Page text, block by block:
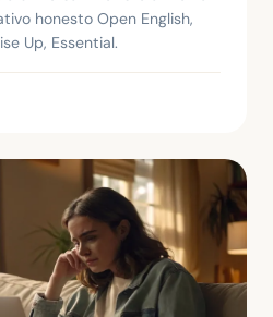
honesto Open English,
Up, Essential.